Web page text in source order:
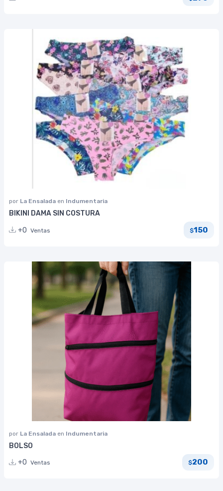
por La Ensalada en Indumentaria
BIKINI DAMA SIN COSTURA
+0 Ventas $150
por La Ensalada en Indumentaria
BOLSO
+0 Ventas $200